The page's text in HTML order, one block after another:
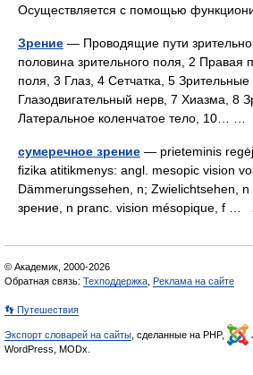
Осуществляется с помощью
Зрение — Проводящие пути
половина зрительного поля, 2 Правая
поля, 3 Глаз, 4 Сетчатка, 5
Глазодвигательный нерв, 7 Хиазма, 8
Латеральное коленчатое тело, 10… …
сумеречное зрение — prieteminis
fizika atitikmenys: angl. mesopic vision
Dämmerungssehen, n; Zwielichtsehen,
зрение, n pranc. vision mésopique, f …
© Академик, 2000-2026
Обратная связь: Техподдержка Реклама на сайте
👣 Путешествия
Экспорт словарей на сайты , сделанные на PHP,
WordPress, MODx.